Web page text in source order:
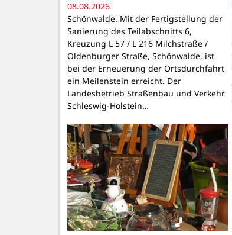
08.08.2026
Schönwalde. Mit der Fertigstellung der
Sanierung des Teilabschnitts 6,
Kreuzung L 57 / L 216 Milchstraße /
Oldenburger Straße, Schönwalde, ist
bei der Erneuerung der Ortsdurchfahrt
ein Meilenstein erreicht. Der
Landesbetrieb Straßenbau und Verkehr
Schleswig-Holstein…